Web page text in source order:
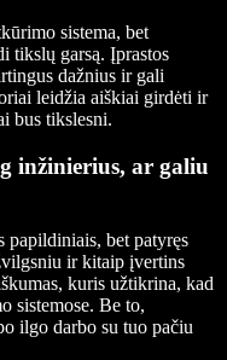
sistema, bet
tikslų garsą. Įprastos
dažnius ir gali
leidžia aiškiai girdėti ir
bus tikslesni.
inžinierius, ar galiu
papildiniais, bet patyręs
ir kitaip įvertins
kuris užtikrina, kad
sistemose. Be to,
ilgo darbo su tuo pačiu